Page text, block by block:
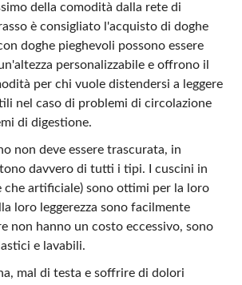
della comodità dalla rete di
è consigliato l'acquisto di doghe
doghe pieghevoli possono essere
personalizzabile e offrono il
per chi vuole distendersi a leggere
nel caso di problemi di circolazione
di digestione.
non deve essere trascurata, in
davvero di tutti i tipi. I cuscini in
che artificiale) sono ottimi per la loro
loro leggerezza sono facilmente
non hanno un costo eccessivo, sono
e lavabili.
mal di testa e soffrire di dolori